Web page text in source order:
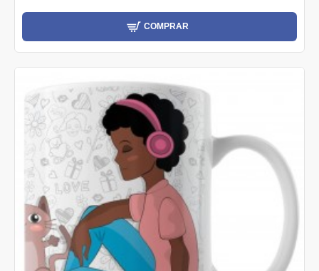
COMPRAR